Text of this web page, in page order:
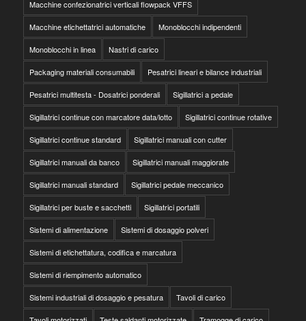
Macchine confezionatrici verticali flowpack VFFS
Macchine etichettatrici automatiche Monoblocchi indipendenti
Monoblocchi in linea Nastri di carico
Packaging materiali consumabili Pesatrici lineari e bilance industriali
Pesatrici multitesta - Dosatrici ponderali Sigillatrici a pedale
Sigillatrici continue con marcatore data/lotto Sigillatrici continue rotative
Sigillatrici continue standard Sigillatrici manuali con cutter
Sigillatrici manuali da banco Sigillatrici manuali maggiorate
Sigillatrici manuali standard Sigillatrici pedale meccanico
Sigillatrici per buste e sacchetti Sigillatrici portatili
Sistemi di alimentazione Sistemi di dosaggio polveri
Sistemi di etichettatura, codifica e marcatura
Sistemi di riempimento automatico
Sistemi industriali di dosaggio e pesatura Tavoli di carico